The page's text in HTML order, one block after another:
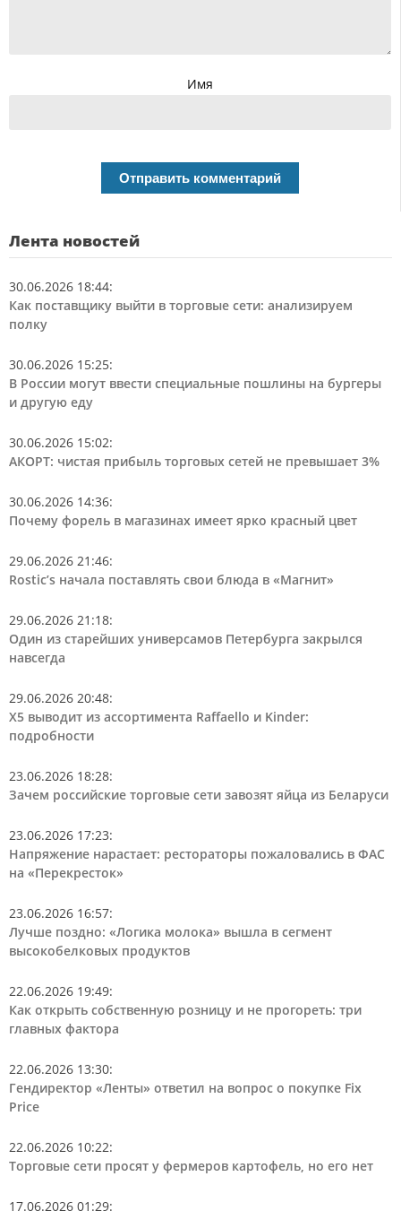
Имя
Лента новостей
30.06.2026 18:44:
Как поставщику выйти в торговые сети: анализируем
полку
30.06.2026 15:25:
В России могут ввести специальные пошлины на бургеры
и другую еду
30.06.2026 15:02:
АКОРТ: чистая прибыль торговых сетей не превышает 3%
30.06.2026 14:36:
Почему форель в магазинах имеет ярко красный цвет
29.06.2026 21:46:
Rostic’s начала поставлять свои блюда в «Магнит»
29.06.2026 21:18:
Один из старейших универсамов Петербурга закрылся
навсегда
29.06.2026 20:48:
Х5 выводит из ассортимента Raffaello и Kinder:
подробности
23.06.2026 18:28:
Зачем российские торговые сети завозят яйца из Беларуси
23.06.2026 17:23:
Напряжение нарастает: рестораторы пожаловались в ФАС
на «Перекресток»
23.06.2026 16:57:
Лучше поздно: «Логика молока» вышла в сегмент
высокобелковых продуктов
22.06.2026 19:49:
Как открыть собственную розницу и не прогореть: три
главных фактора
22.06.2026 13:30:
Гендиректор «Ленты» ответил на вопрос о покупке Fix
Price
22.06.2026 10:22:
Торговые сети просят у фермеров картофель, но его нет
17.06.2026 01:29: